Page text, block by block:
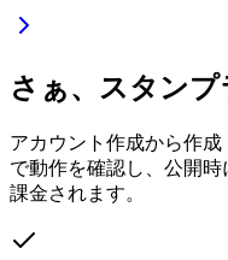
さぁ、スタンプ
アカウント作成から作
で動作を確認し、公開
課金されます。